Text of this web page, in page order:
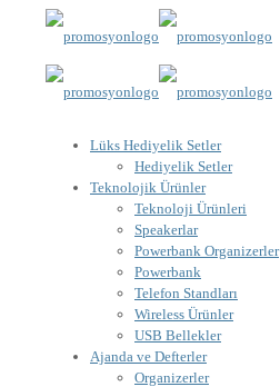
Lüks Hediyelik Setler
Hediyelik Setler
Teknolojik Ürünler
Teknoloji Ürünleri
Speakerlar
Powerbank Organizerler
Powerbank
Telefon Standları
Wireless Ürünler
USB Bellekler
Ajanda ve Defterler
Organizerler